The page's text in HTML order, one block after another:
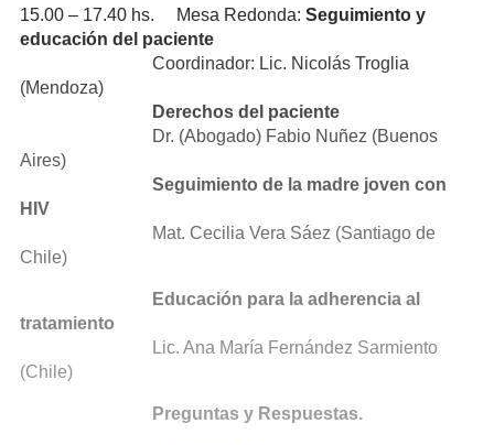
15.00 – 17.40 hs. Mesa Redonda: Seguimiento y
educación del paciente
Coordinador: Lic. Nicolás Troglia
(Mendoza)
Derechos del paciente
Dr. (Abogado) Fabio Nuñez (Buenos
Aires)
Seguimiento de la madre joven con
HIV
Mat. Cecilia Vera Sáez (Santiago de
Chile)
Educación para la adherencia al
tratamiento
Lic. Ana María Fernández Sarmiento
(Chile)
Preguntas y Respuestas.